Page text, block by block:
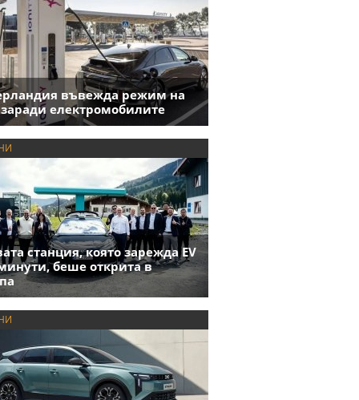
въвежда режим на
заради електромобилите
станция, която зарежда EV
беше открита в